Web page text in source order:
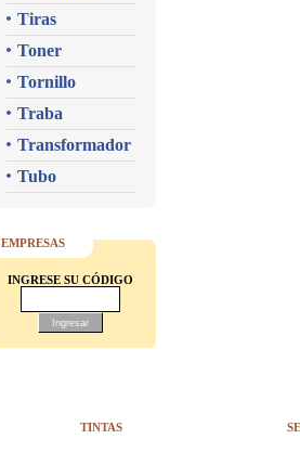
Tiras
Toner
Tornillo
Traba
Transformador
Tubo
EMPRESAS
INGRESE SU CÓDIGO
TINTAS